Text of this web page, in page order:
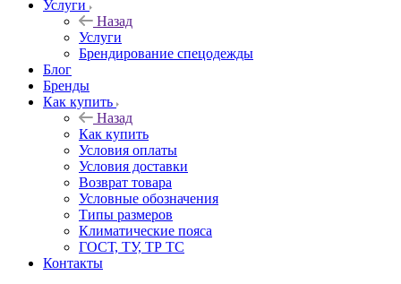
Услуги
Назад
Услуги
Брендирование спецодежды
Блог
Бренды
Как купить
Назад
Как купить
Условия оплаты
Условия доставки
Возврат товара
Условные обозначения
Типы размеров
Климатические пояса
ГОСТ, ТУ, ТР ТС
Контакты